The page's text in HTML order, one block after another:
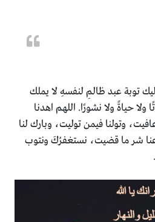
توبة عبد ظالمِ لنفسهِ لا يملك
ولا حياةً ولا نشورًا. اللهم اهدنا
وتولنا فيمن توليت، وبارك لنا
شر ما قضيت، نستغفرُكَ ونتوب